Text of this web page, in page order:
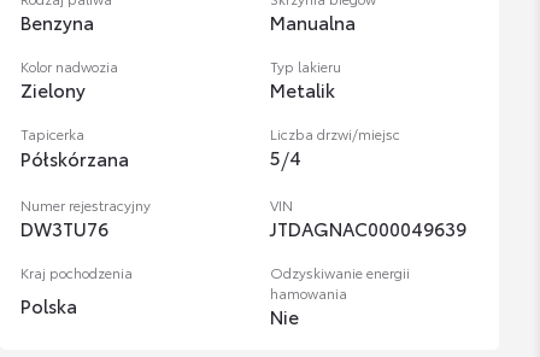
Benzyna Manualna
Kolor nadwozia
Zielony
Typ lakieru
Metalik
Tapicerka
Półskórzana
Liczba drzwi/miejsc
5/4
Numer rejestracyjny
DW3TU76
VIN
JTDAGNAC000049639
Kraj pochodzenia
Polska
Odzyskiwanie energii
hamowania
Nie